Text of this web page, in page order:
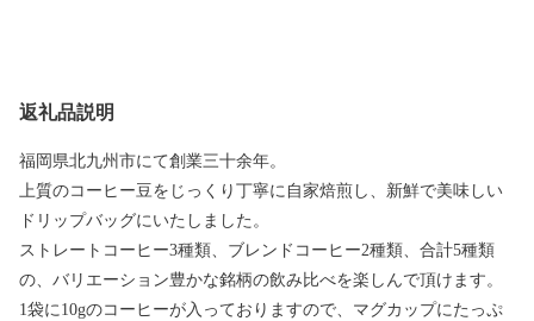
返礼品説明
福岡県北九州市にて創業三十余年。
上質のコーヒー豆をじっくり丁寧に自家焙煎し、新鮮で美味しい
ドリップバッグにいたしました。
ストレートコーヒー3種類、ブレンドコーヒー2種類、合計5種類
の、バリエーション豊かな銘柄の飲み比べを楽しんで頂けます。
1袋に10gのコーヒーが入っておりますので、マグカップにたっぷ